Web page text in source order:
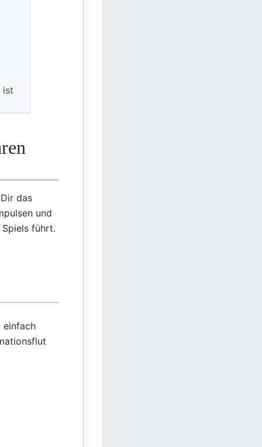
ist
das
und
führt.
einfach